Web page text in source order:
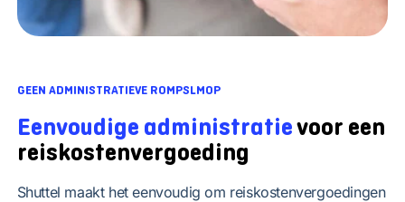
GEEN ADMINISTRATIEVE ROMPSLMOP
Eenvoudige administratievoor een
reiskostenvergoeding
Shuttel maakt het eenvoudig om reiskostenvergoedingen